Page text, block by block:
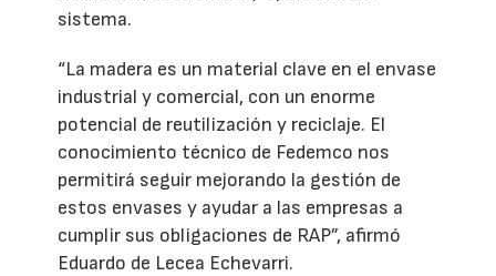
sistema.
“La madera es un material clave en el envase
industrial y comercial, con un enorme
potencial de reutilización y reciclaje. El
conocimiento técnico de Fedemco nos
permitirá seguir mejorando la gestión de
estos envases y ayudar a las empresas a
cumplir sus obligaciones de RAP”, afirmó
Eduardo de Lecea Echevarri.